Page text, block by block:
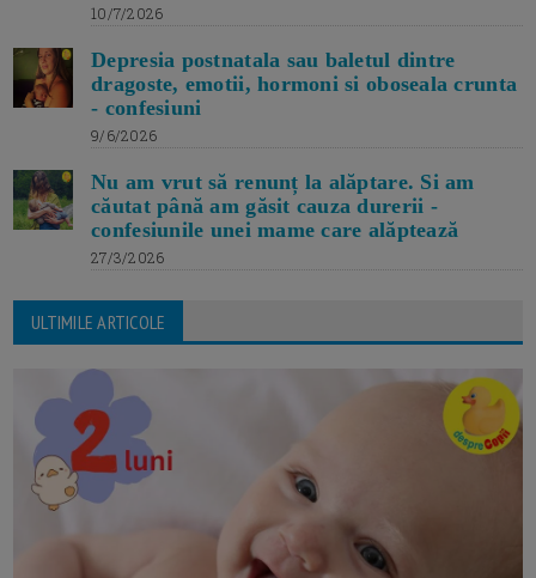
10/7/2026
Depresia postnatala sau baletul dintre
dragoste, emotii, hormoni si oboseala crunta
- confesiuni
9/6/2026
Nu am vrut să renunț la alăptare. Si am
căutat până am găsit cauza durerii -
confesiunile unei mame care alăptează
27/3/2026
ULTIMILE ARTICOLE